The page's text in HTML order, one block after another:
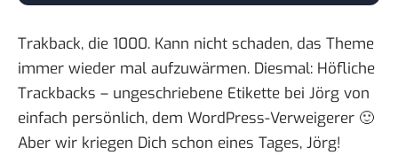
Trakback, die 1000. Kann nicht schaden, das Theme
immer wieder mal aufzuwärmen. Diesmal: Höfliche
Trackbacks – ungeschriebene Etikette bei Jörg von
einfach persönlich, dem WordPress-Verweigerer 🙂
Aber wir kriegen Dich schon eines Tages, Jörg!